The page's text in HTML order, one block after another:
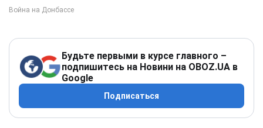
Будьте первыми в курсе главного –
подпишитесь на Новини на OBOZ.UA в
Google
Подписаться